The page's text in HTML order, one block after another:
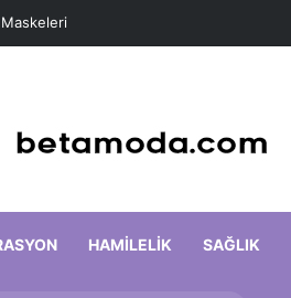
HAMILELIK SAĞLIK